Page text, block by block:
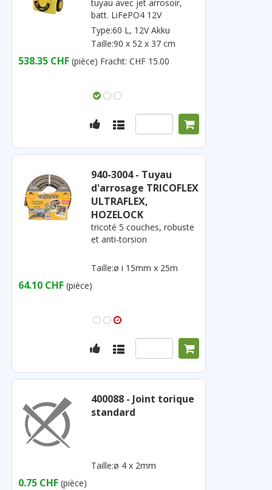
tuyau avec jet arrosoir,
batt. LiFePO4 12V
Type:60 L, 12V Akku
Taille:90 x 52 x 37 cm
538.35 CHF (pièce) Fracht: CHF 15.00
940-3004 - Tuyau
d'arrosage TRICOFLEX
ULTRAFLEX,
HOZELOCK
tricoté 5 couches, robuste
et anti-torsion
Taille:ø i 15mm x 25m
64.10 CHF (pièce)
400088 - Joint torique
standard
Taille:ø 4 x 2mm
0.75 CHF (pièce)